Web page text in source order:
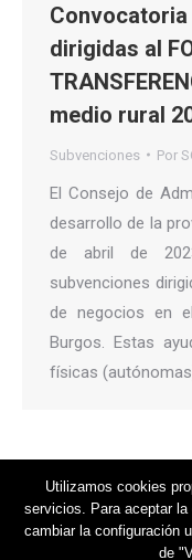
Convocatoria
dirigidas al
medio rural
Subvenciones Por
El Consejo de
desarrollo de la
de abril de
subvenciones
de negocios en
Burgos. Estas
físicas
Utilizamos cookies
servicios. Para aceptar
cambiar la configuración
de